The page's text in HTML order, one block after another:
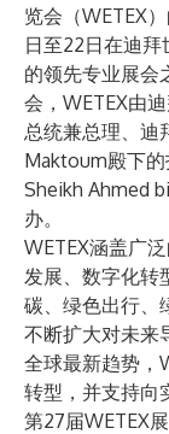
览会（WETEX
日至22日在迪
的领先专业展会
会，WETEX由
总统兼总理、迪
Maktoum殿下
Sheikh Ahmed
办。
WETEX涵盖广
发展、数字化转
碳、绿色出行、
不断扩大对未来
全球最新趋势，
转型，并支持向
第27届WETEX